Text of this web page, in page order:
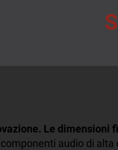
Le dimensioni
audio di